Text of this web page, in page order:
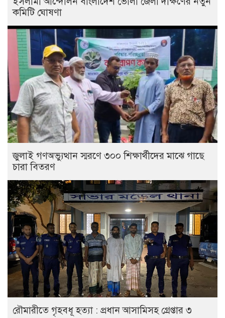
কমিটি ঘোষণা
জুলাই গণঅভ্যুত্থান স্মরণে ৩০০ শিক্ষার্থীদের মাঝে গাছে
চারা বিতরণ
রৌমারীতে গৃহবধূ হত্যা : প্রধান আসামিসহ গ্রেপ্তার ৩